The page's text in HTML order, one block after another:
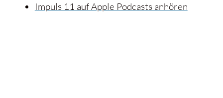
Impuls 11 auf Apple Podcasts anhören